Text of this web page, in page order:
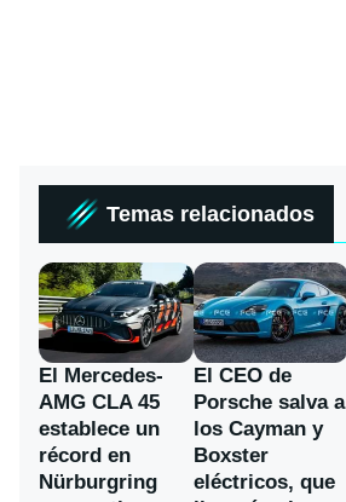
Temas relacionados
El Mercedes-
AMG CLA 45
establece un
récord en
Nürburgring
El CEO de
Porsche salva a
los Cayman y
Boxster
eléctricos, que